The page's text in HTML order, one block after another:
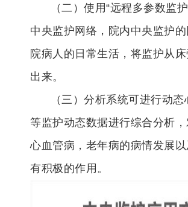
（二）使用“远程多参数监
中央监护网络，院内中央监护
院病人的日常生活，将监护从
出来。
（三）分析系统可进行动
等监护动态数据进行综合分析
心血管病，老年病的病情发展
有积极的作用。